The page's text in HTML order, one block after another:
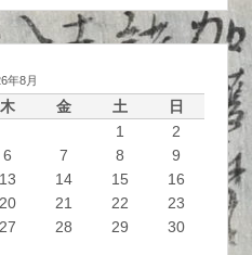
年8月
木 金 土
日
1
2
6 7 8
9
13 14 15
16
20 21 22
23
27 28 29
30